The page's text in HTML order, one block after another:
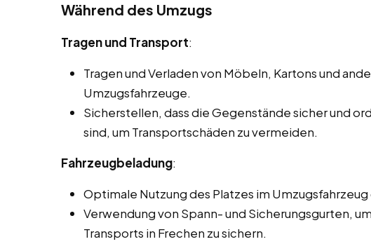
Während des Umzugs
Tragen und Transport:
Tragen und Verladen von Möbeln, Kartons und
Umzugsfahrzeuge.
Sicherstellen, dass die Gegenstände sicher und
sind, um Transportschäden zu vermeiden.
Fahrzeugbeladung:
Optimale Nutzung des Platzes im
Verwendung von Spann- und Sicherungsgurten,
Transports in Frechen zu sichern.